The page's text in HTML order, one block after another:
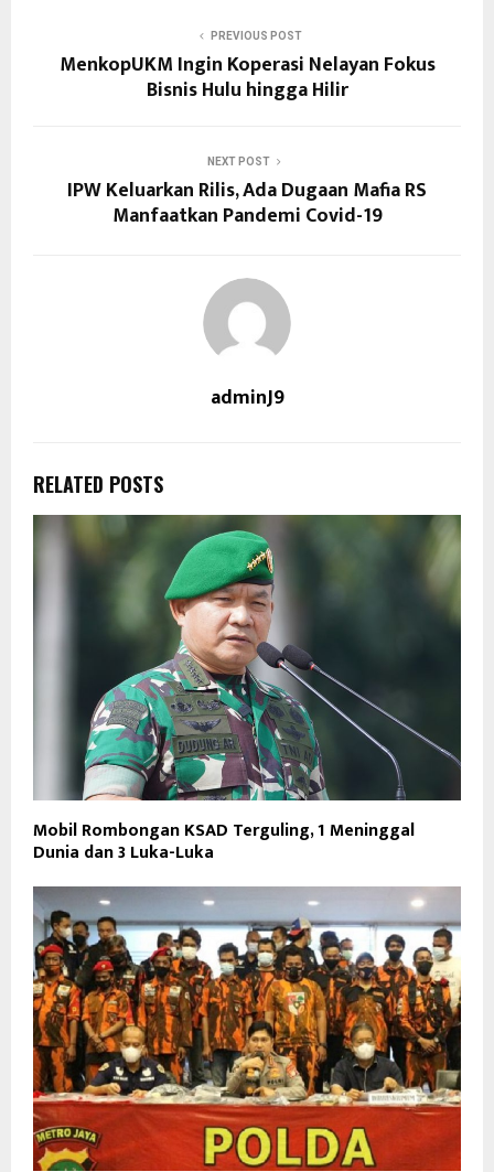
PREVIOUS POST
MenkopUKM Ingin Koperasi Nelayan Fokus
Bisnis Hulu hingga Hilir
NEXT POST
IPW Keluarkan Rilis, Ada Dugaan Mafia RS
Manfaatkan Pandemi Covid-19
adminJ9
RELATED POSTS
Mobil Rombongan KSAD Terguling, 1 Meninggal
Dunia dan 3 Luka-Luka